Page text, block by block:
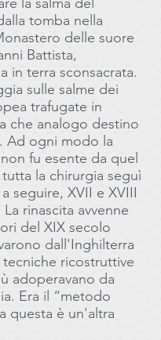
tomba nella
delle suore
Battista,
in terra sconsacrata.
sulle salme dei
trafugate in
che analogo destino
Ad ogni modo la
fu esente da quel
la chirurgia seguì
seguire, XVII e XVIII
rinascita avvenne
del XIX secolo
dall'Inghilterra
ricostruttive
adoperavano da
Era il “metodo
questa è un'altra